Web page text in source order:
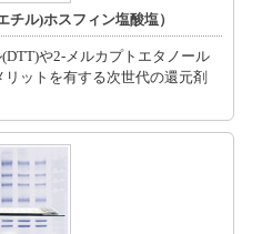
ル)ホスフィン塩酸塩）
や2-メルカプトエタノール
ットを有する次世代の還元剤